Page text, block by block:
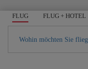
FLUG FLUG + HOTEL
Wohin möchten Sie